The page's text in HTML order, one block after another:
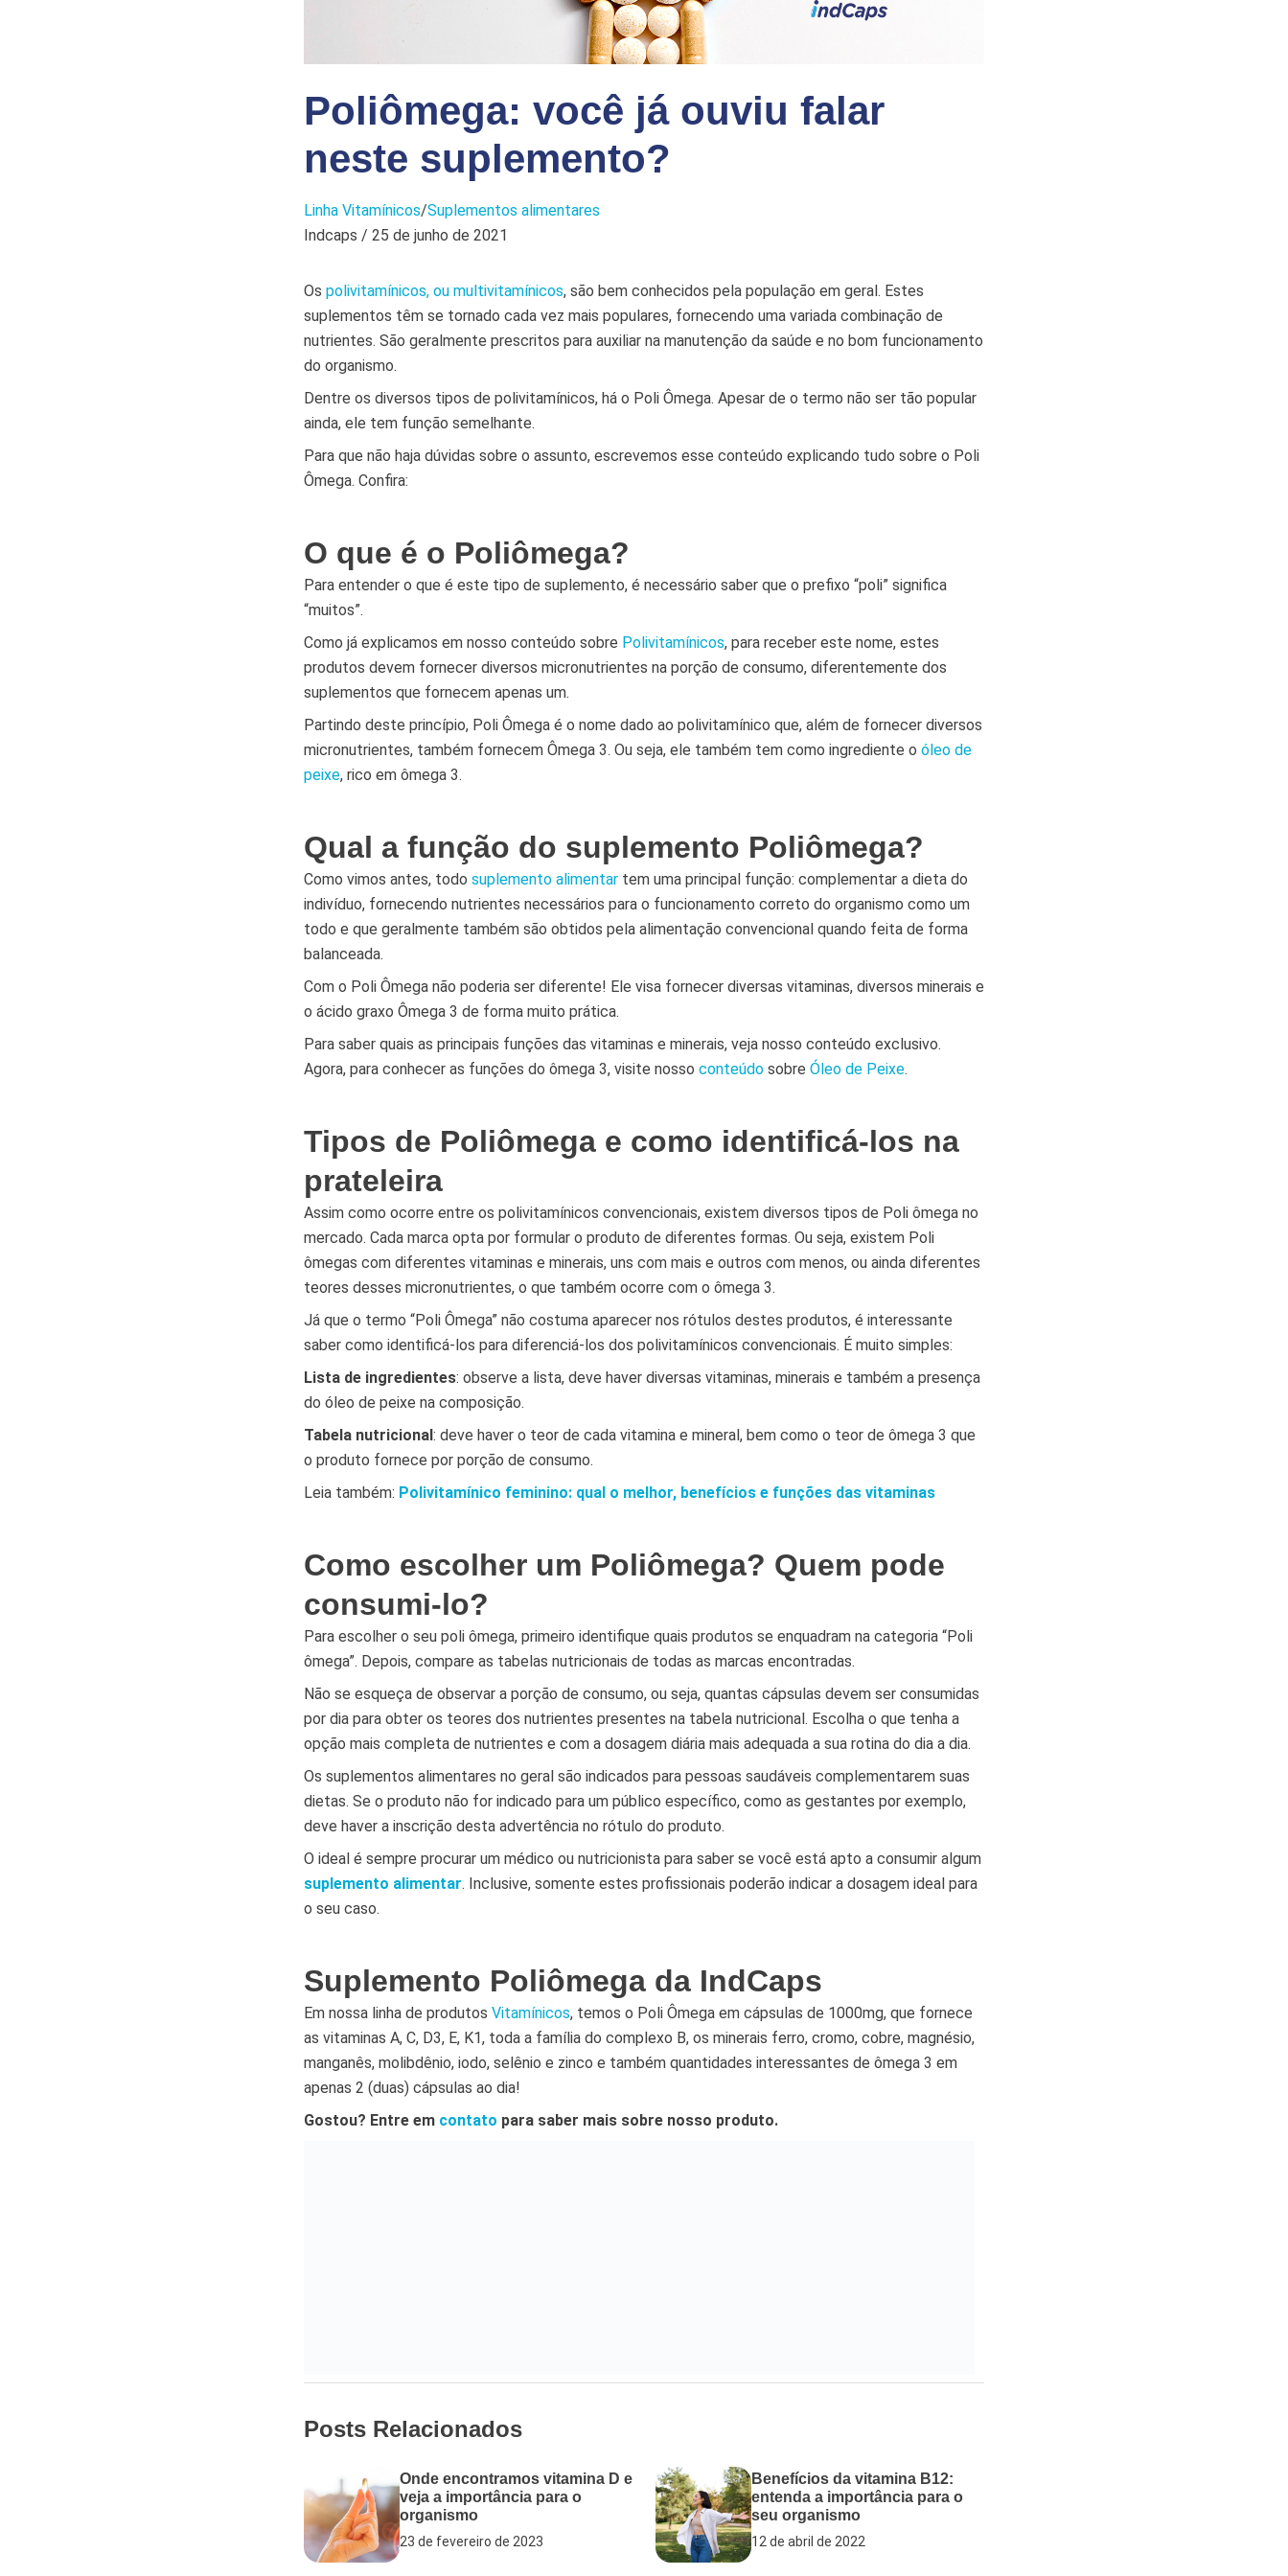
Poliômega: você já ouviu falar
neste suplemento?
Linha Vitamínicos/Suplementos alimentares
Indcaps / 25 de junho de 2021
Os polivitamínicos, ou multivitamínicos, são bem conhecidos pela população em geral. Estes
suplementos têm se tornado cada vez mais populares, fornecendo uma variada combinação de
nutrientes. São geralmente prescritos para auxiliar na manutenção da saúde e no bom funcionamento
do organismo.
Dentre os diversos tipos de polivitamínicos, há o Poli Ômega. Apesar de o termo não ser tão popular
ainda, ele tem função semelhante.
Para que não haja dúvidas sobre o assunto, escrevemos esse conteúdo explicando tudo sobre o Poli
Ômega. Confira:
O que é o Poliômega?
Para entender o que é este tipo de suplemento, é necessário saber que o prefixo “poli” significa
“muitos”.
Como já explicamos em nosso conteúdo sobre Polivitamínicos, para receber este nome, estes
produtos devem fornecer diversos micronutrientes na porção de consumo, diferentemente dos
suplementos que fornecem apenas um.
Partindo deste princípio, Poli Ômega é o nome dado ao polivitamínico que, além de fornecer diversos
micronutrientes, também fornecem Ômega 3. Ou seja, ele também tem como ingrediente o óleo de
peixe, rico em ômega 3.
Qual a função do suplemento Poliômega?
Como vimos antes, todo suplemento alimentar tem uma principal função: complementar a dieta do
indivíduo, fornecendo nutrientes necessários para o funcionamento correto do organismo como um
todo e que geralmente também são obtidos pela alimentação convencional quando feita de forma
balanceada.
Com o Poli Ômega não poderia ser diferente! Ele visa fornecer diversas vitaminas, diversos minerais e
o ácido graxo Ômega 3 de forma muito prática.
Para saber quais as principais funções das vitaminas e minerais, veja nosso conteúdo exclusivo.
Agora, para conhecer as funções do ômega 3, visite nosso conteúdo sobre Óleo de Peixe.
Tipos de Poliômega e como identificá-los na
prateleira
Assim como ocorre entre os polivitamínicos convencionais, existem diversos tipos de Poli ômega no
mercado. Cada marca opta por formular o produto de diferentes formas. Ou seja, existem Poli
ômegas com diferentes vitaminas e minerais, uns com mais e outros com menos, ou ainda diferentes
teores desses micronutrientes, o que também ocorre com o ômega 3.
Já que o termo “Poli Ômega” não costuma aparecer nos rótulos destes produtos, é interessante
saber como identificá-los para diferenciá-los dos polivitamínicos convencionais. É muito simples:
Lista de ingredientes: observe a lista, deve haver diversas vitaminas, minerais e também a presença
do óleo de peixe na composição.
Tabela nutricional: deve haver o teor de cada vitamina e mineral, bem como o teor de ômega 3 que
o produto fornece por porção de consumo.
Leia também: Polivitamínico feminino: qual o melhor, benefícios e funções das vitaminas
Como escolher um Poliômega? Quem pode
consumi-lo?
Para escolher o seu poli ômega, primeiro identifique quais produtos se enquadram na categoria “Poli
ômega”. Depois, compare as tabelas nutricionais de todas as marcas encontradas.
Não se esqueça de observar a porção de consumo, ou seja, quantas cápsulas devem ser consumidas
por dia para obter os teores dos nutrientes presentes na tabela nutricional. Escolha o que tenha a
opção mais completa de nutrientes e com a dosagem diária mais adequada a sua rotina do dia a dia.
Os suplementos alimentares no geral são indicados para pessoas saudáveis complementarem suas
dietas. Se o produto não for indicado para um público específico, como as gestantes por exemplo,
deve haver a inscrição desta advertência no rótulo do produto.
O ideal é sempre procurar um médico ou nutricionista para saber se você está apto a consumir algum
suplemento alimentar. Inclusive, somente estes profissionais poderão indicar a dosagem ideal para
o seu caso.
Suplemento Poliômega da IndCaps
Em nossa linha de produtos Vitamínicos, temos o Poli Ômega em cápsulas de 1000mg, que fornece
as vitaminas A, C, D3, E, K1, toda a família do complexo B, os minerais ferro, cromo, cobre, magnésio,
manganês, molibdênio, iodo, selênio e zinco e também quantidades interessantes de ômega 3 em
apenas 2 (duas) cápsulas ao dia!
Gostou? Entre em contato para saber mais sobre nosso produto.
Posts Relacionados
Onde encontramos vitamina D e
veja a importância para o
organismo
23 de fevereiro de 2023
Benefícios da vitamina B12:
entenda a importância para o
seu organismo
12 de abril de 2022